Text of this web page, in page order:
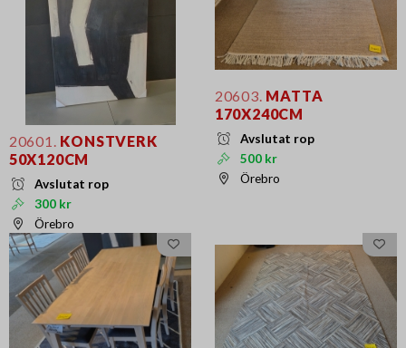
20601.
KONSTVERK
50X120CM
Avslutat rop
300 kr
Örebro
20603. MATTA
170X240CM
Avslutat rop
500 kr
Örebro